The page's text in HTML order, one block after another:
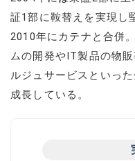
証1部に鞍替えを実現し
2010年にカテナと合併
ムの開発やIT製品の物
ルジュサービスといっ
成長している。